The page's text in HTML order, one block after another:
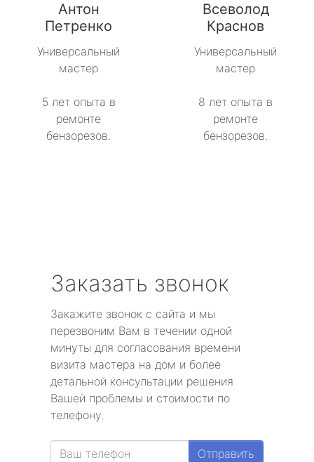
Антон
Петренко
Универсальный
мастер
5 лет опыта в
ремонте
бензорезов.
Всеволод
Краснов
Универсальный
мастер
8 лет опыта в
ремонте
бензорезов.
Заказать звонок
Закажите звонок с сайта и мы
перезвоним Вам в течении одной
минуты для согласования времени
визита мастера на дом и более
детальной консультации решения
Вашей проблемы и стоимости по
телефону.
Отправить